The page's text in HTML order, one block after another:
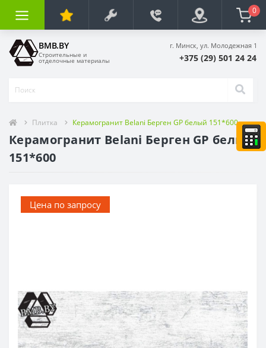
0
BMB.BY
Строительные и
отделочные материалы
г. Минск, ул. Молодежная 1
+375 (29) 501 24 24
Плитка Керамогранит Belani Берген GP белый 151*600
Керамогранит Belani Берген GP белый
151*600
Цена по запросу